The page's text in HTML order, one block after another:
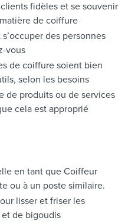
fidèles et se souvenir
de coiffure
des personnes
vous
de coiffure soient bien
selon les besoins
de produits ou de services
cela est approprié
en tant que Coiffeur
ou à un poste similaire.
lisser et friser les
et de bigoudis